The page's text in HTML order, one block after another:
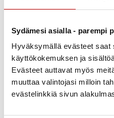
Sydämesi asialla - parempi
Hyväksymällä evästeet saat
käyttökokemuksen ja
Evästeet auttavat myös
muuttaa valintojasi milloin
evästelinkkiä sivun
Johanna on töissä
2021 puoleen väliin
digitietouteen, soita tai
Valtakadulla. Johannan
1551.